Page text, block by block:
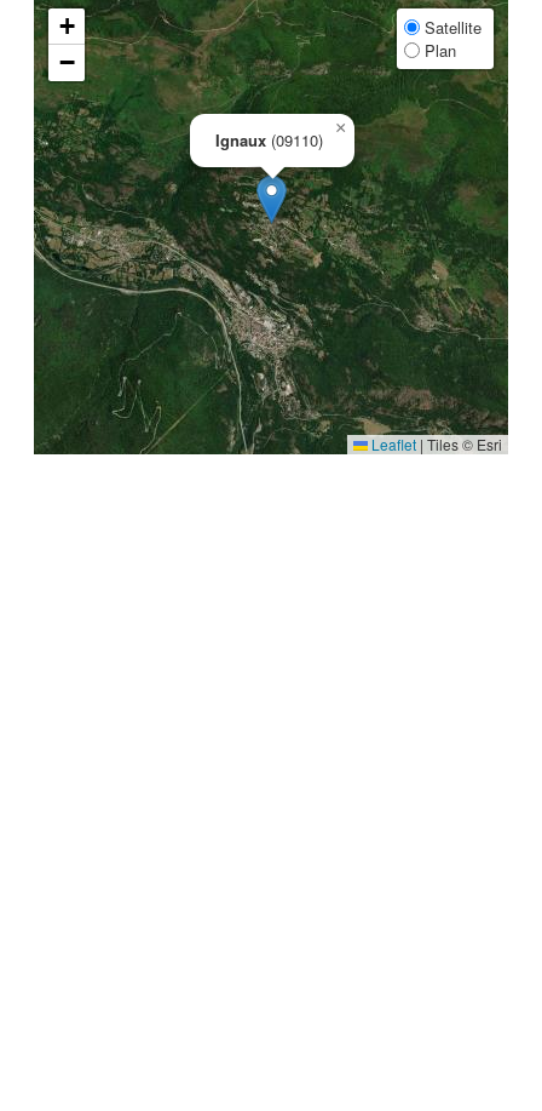
Ignaux (09110)
×
+
−
Satellite
Plan
Leaflet | Tiles © Esri